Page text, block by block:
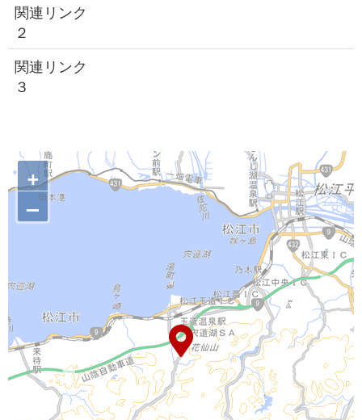
関連リンク
２
関連リンク
３
+
–